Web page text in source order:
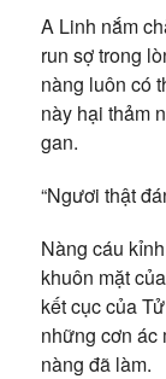
A Linh nắm
run sợ trong
nàng luôn có
này hại thảm
gan.
“Ngươi thật
Nàng cáu
khuôn mặt
kết cục của
những cơn ác
nàng đã làm.